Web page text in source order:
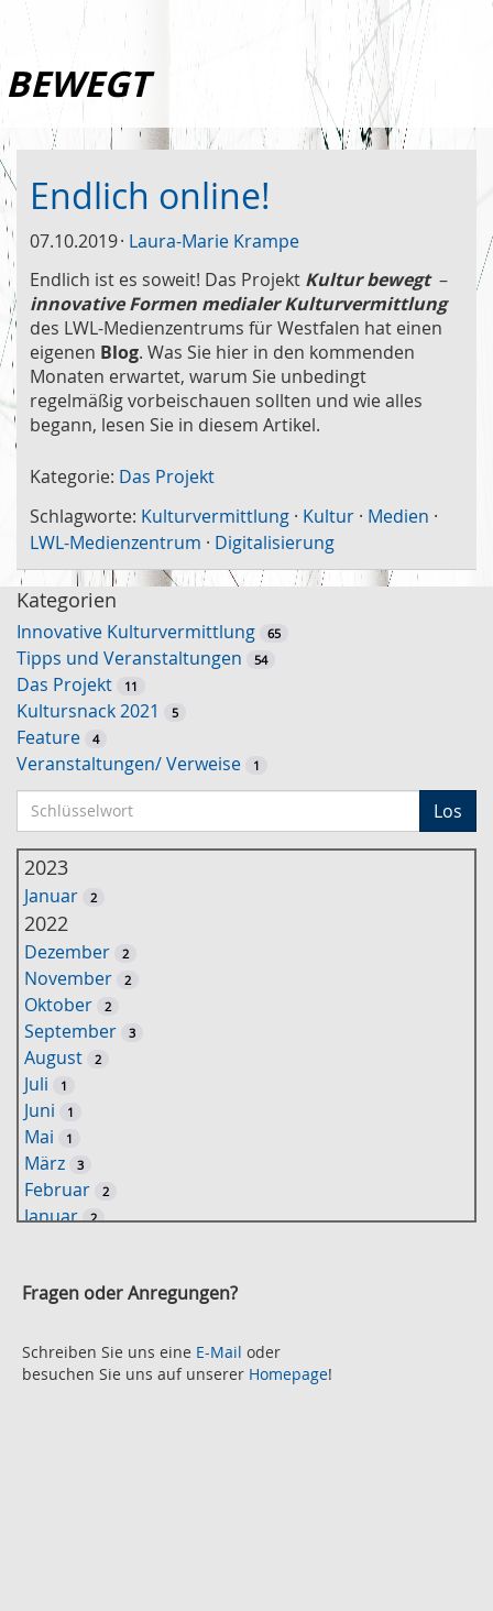
BEWEGT
Endlich online!
07.10.2019 Laura-Marie Krampe
Endlich ist es soweit! Das Projekt Kultur bewegt –
innovative Formen medialer Kulturvermittlung
des LWL-Medienzentrums für Westfalen hat einen
eigenen Blog. Was Sie hier in den kommenden
Monaten erwartet, warum Sie unbedingt
regelmäßig vorbeischauen sollten und wie alles
begann, lesen Sie in diesem Artikel.
Kategorie: Das Projekt
Schlagworte: Kulturvermittlung · Kultur · Medien ·
LWL-Medienzentrum · Digitalisierung
Kategorien
Innovative Kulturvermittlung 65
Tipps und Veranstaltungen 54
Das Projekt 11
Kultursnack 2021 5
Feature 4
Veranstaltungen/ Verweise 1
c
h
ü
w
o
r
u
c
Los
2023
Januar 2
2022
Dezember 2
November 2
Oktober 2
September 3
August 2
Juli 1
Juni 1
Mai 1
März 3
Februar 2
Januar 2
Oktober 2
August 2
Juli 2
Fragen oder Anregungen?
Schreiben Sie uns eine E-Mail oder
besuchen Sie uns auf unserer Homepage!